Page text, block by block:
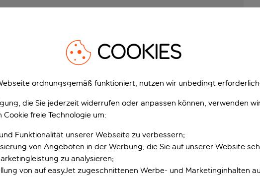
COOKIES
ordnungsgemäß funktioniert, nutzen wir unbedingt
die Sie jederzeit widerrufen oder anpassen können, verwenden
Cookie freie Technologie um:
Funktionalität unserer Webseite zu verbessern;
von Angeboten in der Werbung, die Sie auf unserer Website
zu analysieren;
von auf easyJet zugeschnittenen Werbe- und Marketinginhalten